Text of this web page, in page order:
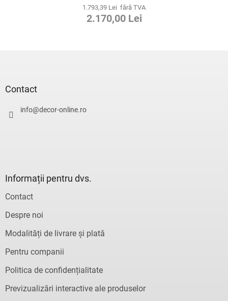
1.793,39 Lei fără TVA
2.170,00 Lei
Contact
info@decor-online.ro
Informații pentru dvs.
Contact
Despre noi
Modalități de livrare și plată
Pentru companii
Politica de confidențialitate
Previzualizări interactive ale produselor